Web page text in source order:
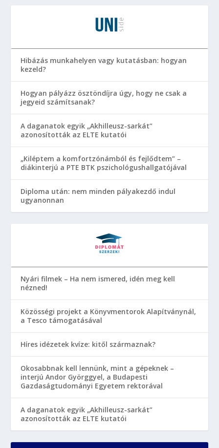
Hibázás munkahelyen vagy kutatásban: hogyan
kezeld?
Hogyan pályázz ösztöndíjra úgy, hogy ne csak a
jegyeid számítsanak?
A daganatok egyik „Akhilleusz-sarkát”
azonosították az ELTE kutatói
„Kiléptem a komfortzónámból és fejlődtem” –
diákinterjú a PTE BTK pszichológushallgatójával
Diploma után: nem minden pályakezdő indul
ugyanonnan
Nyári filmek – Ha nem ismered, idén meg kell
nézned!
Közösségi projekt a Könyvmentorok Alapítványnál,
a Tesco támogatásával
Híres idézetek kvíze: kitől származnak?
Okosabbnak kell lennünk, mint a gépeknek –
interjú Andor Györggyel, a Budapesti
Gazdaságtudományi Egyetem rektorával
A daganatok egyik „Akhilleusz-sarkát”
azonosították az ELTE kutatói